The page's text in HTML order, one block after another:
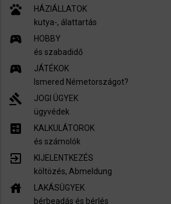
pets
HÁZIÁLLATOK
kutya-, álattartás
sports_esports
HOBBY
és szabadidő
sports_esports
JÁTÉKOK
Ismered Németországot?
gavel
JOGI ÜGYEK
ügyvédek
calculate
KALKULÁTOROK
és számolók
exit_to_app
KIJELENTKEZÉS
költözés, Abmeldung
house
LAKÁSÜGYEK
bérbeadás és bérlés